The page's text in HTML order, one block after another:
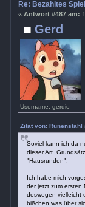
Gerd
Username: gerdio
Re: Bezahltes
« Antwort #487 am:
Zitat von: Runenstahl
Soviel kann ich da
dieser Art.
"Hausrunden".
Ich habe mich
der jetzt zum ersten
deswegen vielleicht
bißchen was über